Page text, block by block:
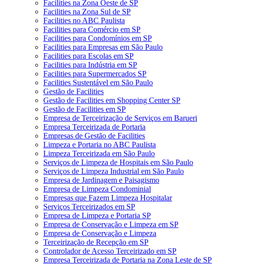
Facilities na Zona Oeste de SP
Facilities na Zona Sul de SP
Facilities no ABC Paulista
Facilities para Comércio em SP
Facilities para Condomínios em SP
Facilities para Empresas em São Paulo
Facilities para Escolas em SP
Facilities para Indústria em SP
Facilities para Supermercados SP
Facilities Sustentável em São Paulo
Gestão de Facilities
Gestão de Facilities em Shopping Center SP
Gestão de Facilities em SP
Empresa de Terceirização de Serviços em Barueri
Empresa Terceirizada de Portaria
Empresas de Gestão de Facilities
Limpeza e Portaria no ABC Paulista
Limpeza Terceirizada em São Paulo
Serviços de Limpeza de Hospitais em São Paulo
Serviços de Limpeza Industrial em São Paulo
Empresa de Jardinagem e Paisagismo
Empresa de Limpeza Condominial
Empresas que Fazem Limpeza Hospitalar
Serviços Terceirizados em SP
Empresa de Limpeza e Portaria SP
Empresa de Conservação e Limpeza em SP
Empresa de Conservação e Limpeza
Terceirização de Recepção em SP
Controlador de Acesso Terceirizado em SP
Empresa Terceirizada de Portaria na Zona Leste de SP